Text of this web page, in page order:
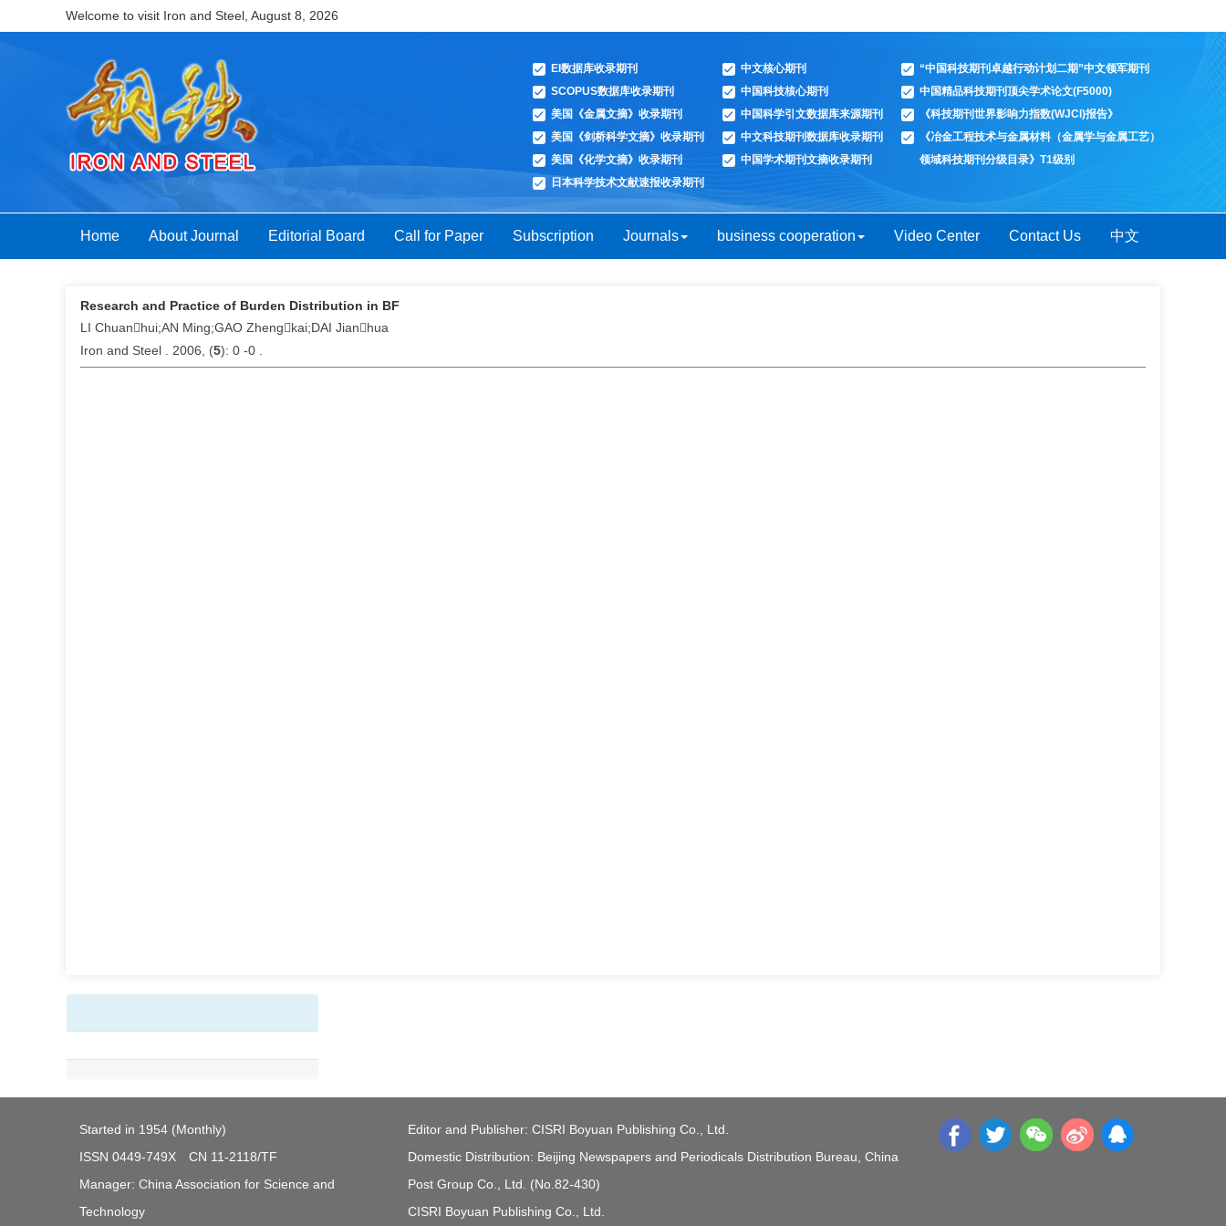
Welcome to visit Iron and Steel, August 8, 2026
“中国科技期刊卓越行动计划二期”中文领军期刊
中国精品科技期刊顶尖学术论文(F5000)
《科技期刊世界影响力指数(WJCI)报告》
《冶金工程技术与金属材料（金属学与金属工艺）
领域科技期刊分级目录》T1级别
中文核心期刊
中国科技核心期刊
中国科学引文数据库来源期刊
中文科技期刊数据库收录期刊
中国学术期刊文摘收录期刊
EI数据库收录期刊
SCOPUS数据库收录期刊
美国《金属文摘》收录期刊
美国《剑桥科学文摘》收录期刊
美国《化学文摘》收录期刊
日本科学技术文献速报收录期刊
Home About Journal Editorial Board Call for Paper Subscription Journals business cooperation Video Center Contact Us 中文
Research and Practice of Burden Distribution in BF
LI Chuanhui;AN Ming;GAO Zhengkai;DAI Jianhua
Iron and Steel . 2006, (5): 0 -0 .
Started in 1954 (Monthly)
ISSN 0449-749X CN 11-2118/TF
Manager: China Association for Science and
Technology
Editor and Publisher: CISRI Boyuan Publishing Co., Ltd.
Domestic Distribution: Beijing Newspapers and Periodicals Distribution Bureau, China
Post Group Co., Ltd. (No.82-430)
CISRI Boyuan Publishing Co., Ltd.